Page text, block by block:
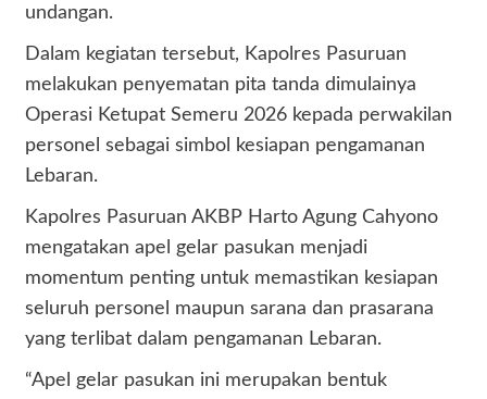
undangan.
Dalam kegiatan tersebut, Kapolres Pasuruan
melakukan penyematan pita tanda dimulainya
Operasi Ketupat Semeru 2026 kepada perwakilan
personel sebagai simbol kesiapan pengamanan
Lebaran.
Kapolres Pasuruan AKBP Harto Agung Cahyono
mengatakan apel gelar pasukan menjadi
momentum penting untuk memastikan kesiapan
seluruh personel maupun sarana dan prasarana
yang terlibat dalam pengamanan Lebaran.
“Apel gelar pasukan ini merupakan bentuk